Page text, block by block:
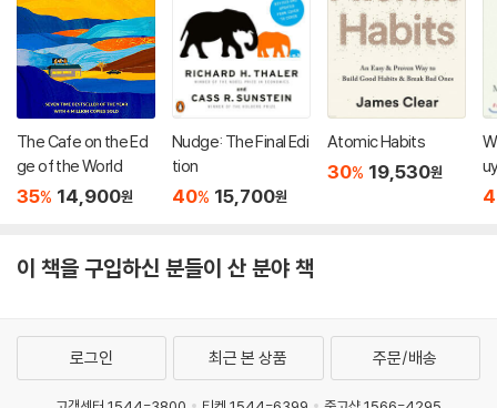
The Cafe on the Ed
ge of the World
35% 14,900원
Nudge: The Final Edi
tion
40% 15,700원
Atomic Habits
30% 19,530원
이 책을 구입하신 분들이 산 분야 책
로그인 최근 본 상품 주문/배송